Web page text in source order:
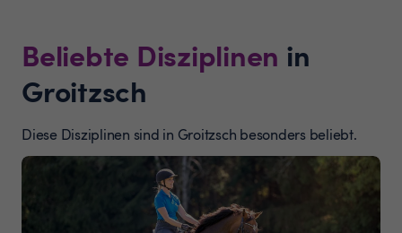
Beliebte Disziplinen in
Groitzsch
Diese Disziplinen sind in Groitzsch besonders beliebt.